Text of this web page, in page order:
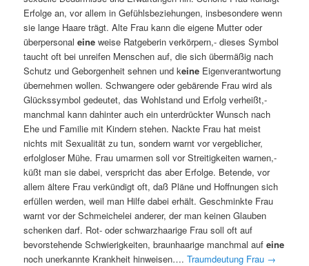
Erfolge an, vor allem in Gefühlsbeziehungen, insbesondere wenn
sie lange Haare trägt. Alte Frau kann die eigene Mutter oder
überpersonaleine weise Ratgeberin verkörpern,- dieses Symbol
taucht oft bei unreifen Menschen auf, die sich übermäßig nach
Schutz und Geborgenheit sehnen und keine Eigenverantwortung
übernehmen wollen. Schwangere oder gebärende Frau wird als
Glückssymbol gedeutet, das Wohlstand und Erfolg verheißt,-
manchmal kann dahinter auch ein unterdrückter Wunsch nach
Ehe und Familie mit Kindern stehen. Nackte Frau hat meist
nichts mit Sexualität zu tun, sondern warnt vor vergeblicher,
erfolgloser Mühe. Frau umarmen soll vor Streitigkeiten warnen,-
küßt man sie dabei, verspricht das aber Erfolge. Betende, vor
allem ältere Frau verkündigt oft, daß Pläne und Hoffnungen sich
erfüllen werden, weil man Hilfe dabei erhält. Geschminkte Frau
warnt vor der Schmeichelei anderer, der man keinen Glauben
schenken darf. Rot- oder schwarzhaarige Frau soll oft auf
bevorstehende Schwierigkeiten, braunhaarige manchmal aufeine
noch unerkannte Krankheit hinweisen….Traumdeutung Frau →